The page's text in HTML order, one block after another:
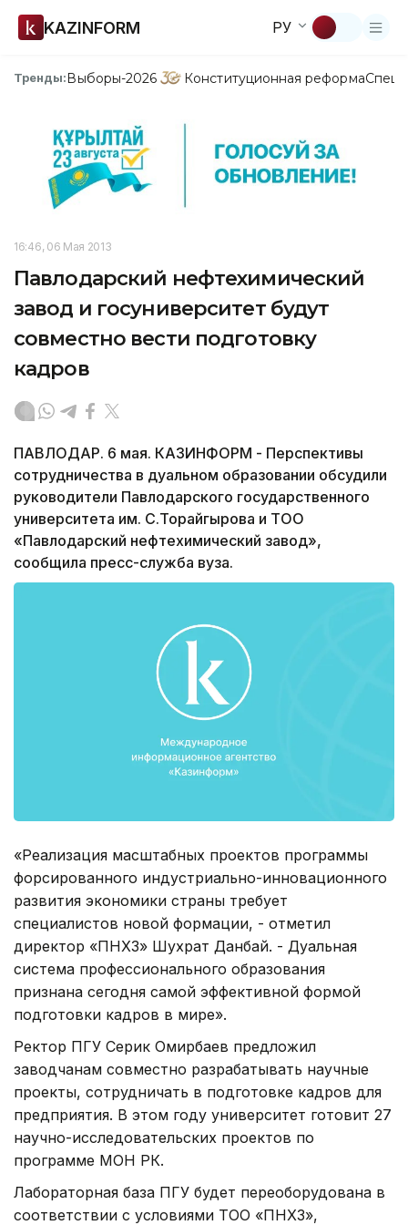
KAZINFORM РУ
Тренды:Выборы-2026 Конституционная реформа
16:46, 06 Мая 2013
Павлодарский нефтехимический
завод и госуниверситет будут
совместно вести подготовку
кадров
ПАВЛОДАР. 6 мая. КАЗИНФОРМ - Перспективы
сотрудничества в дуальном образовании обсудили
руководители Павлодарского государственного
университета им. С.Торайгырова и ТОО
«Павлодарский нефтехимический завод»,
сообщила пресс-служба вуза.
«Реализация масштабных проектов программы
форсированного индустриально-инновационного
развития экономики страны требует
специалистов новой формации, - отметил
директор «ПНХЗ» Шухрат Данбай. - Дуальная
система профессионального образования
признана сегодня самой эффективной формой
подготовки кадров в мире».
Ректор ПГУ Серик Омирбаев предложил
заводчанам совместно разрабатывать научные
проекты, сотрудничать в подготовке кадров для
предприятия. В этом году университет готовит 27
научно-исследовательских проектов по
программе МОН РК.
Лабораторная база ПГУ будет переоборудована в
соответствии с условиями ТОО «ПНХЗ»,